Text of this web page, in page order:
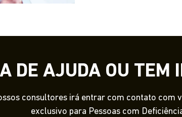
DE AJUDA OU TEM
consultores irá entrar com contato com
exclusivo para Pessoas com